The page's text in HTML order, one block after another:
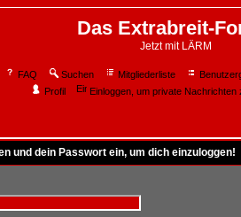
Das Extrabreit-
Jetzt mit LÄRM
FAQ Suchen Mitgliederliste
Profil
Einloggen, um private Nachrichten
und dein Passwort ein, um dich einzuloggen!